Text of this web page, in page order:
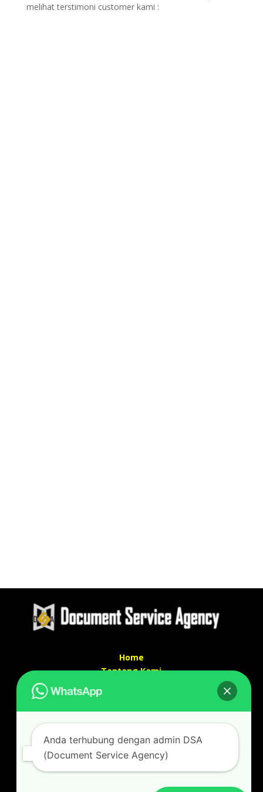
melihat terstimoni customer kami :
Home
Tentang Kami
Kontak kami
Alamat kantor :
Jl Swadaya Pam No 6 Rt 006 Rw 007 Jatinegara,
Cakung, Jakarta Timur 13930
Anda terhubung dengan admin DSA
(Document Service Agency)